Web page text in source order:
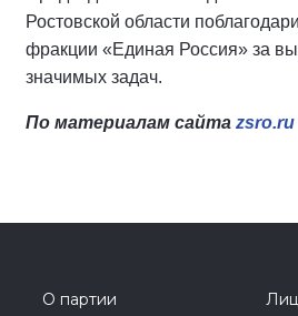
Ростовской области
фракции «Единая Россия» за
значимых задач.
По материалам сайта zsro.ru
О партии